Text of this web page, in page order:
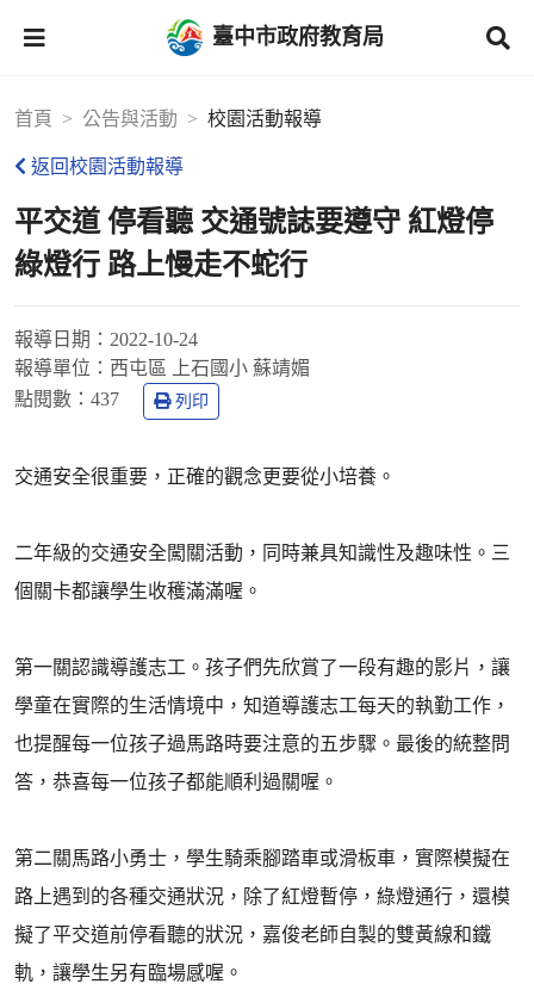
臺中市政府教育局
首頁 公告與活動 校園活動報導
返回校園活動報導
平交道 停看聽 交通號誌要遵守 紅燈停
綠燈行 路上慢走不蛇行
報導日期： 2022-10-24
報導單位： 西屯區 上石國小 蘇靖媚
點閱數： 437 列印
交通安全很重要，正確的觀念更要從小培養。
二年級的交通安全闖關活動，同時兼具知識性及趣味性。三
個關卡都讓學生收穫滿滿喔。
第一關認識導護志工。孩子們先欣賞了一段有趣的影片，讓
學童在實際的生活情境中，知道導護志工每天的執勤工作，
也提醒每一位孩子過馬路時要注意的五步驟。最後的統整問
答，恭喜每一位孩子都能順利過關喔。
第二關馬路小勇士，學生騎乘腳踏車或滑板車，實際模擬在
路上遇到的各種交通狀況，除了紅燈暫停，綠燈通行，還模
擬了平交道前停看聽的狀況，嘉俊老師自製的雙黃線和鐵
軌，讓學生另有臨場感喔。